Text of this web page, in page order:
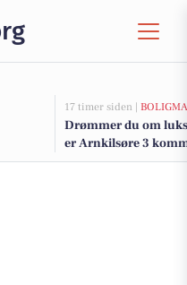
17 timer siden |
Drømmer du om
er Arnkilsøre 3
de dyreste boliger til